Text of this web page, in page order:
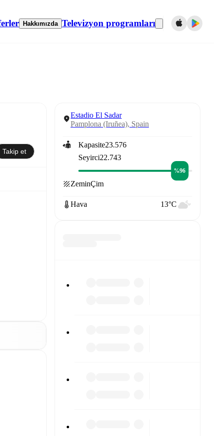
Hakkımızda Televizyon programları
Takip et
Estadio El Sadar
Pamplona (Iruñea), Spain
Kapasite23.576
Seyirci22.743
%96
ZeminÇim
Hava 13°C